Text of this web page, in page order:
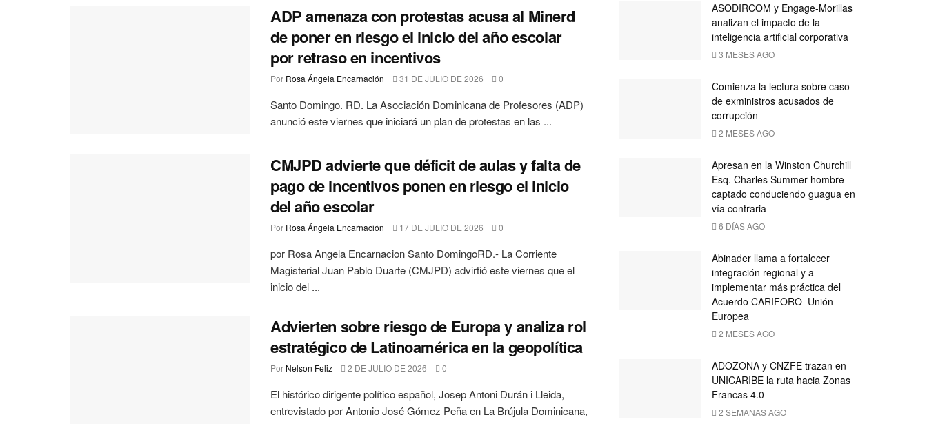
ADP amenaza con protestas acusa al Minerd
de poner en riesgo el inicio del año escolar
por retraso en incentivos
Por Rosa Ángela Encarnación 31 DE JULIO DE 2026 0
Santo Domingo. RD. La Asociación Dominicana de Profesores (ADP)
anunció este viernes que iniciará un plan de protestas en las ...
CMJPD advierte que déficit de aulas y falta de
pago de incentivos ponen en riesgo el inicio
del año escolar
Por Rosa Ángela Encarnación 17 DE JULIO DE 2026 0
por Rosa Angela Encarnacion Santo DomingoRD.- La Corriente
Magisterial Juan Pablo Duarte (CMJPD) advirtió este viernes que el
inicio del ...
Advierten sobre riesgo de Europa y analiza rol
estratégico de Latinoamérica en la geopolítica
Por Nelson Feliz 2 DE JULIO DE 2026 0
El histórico dirigente político español, Josep Antoni Durán i Lleida,
entrevistado por Antonio José Gómez Peña en La Brújula Dominicana,
ASODIRCOM y Engage-Morillas
analizan el impacto de la
inteligencia artificial corporativa
3 MESES AGO
Comienza la lectura sobre caso
de exministros acusados de
corrupción
2 MESES AGO
Apresan en la Winston Churchill
Esq. Charles Summer hombre
captado conduciendo guagua en
vía contraria
6 DÍAS AGO
Abinader llama a fortalecer
integración regional y a
implementar más práctica del
Acuerdo CARIFORO–Unión
Europea
2 MESES AGO
ADOZONA y CNZFE trazan en
UNICARIBE la ruta hacia Zonas
Francas 4.0
2 SEMANAS AGO